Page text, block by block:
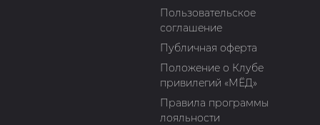
Пользовательское
соглашение
Публичная оферта
Положение о Клубе
привилегий «МЁД»
Правила программы
лояльности